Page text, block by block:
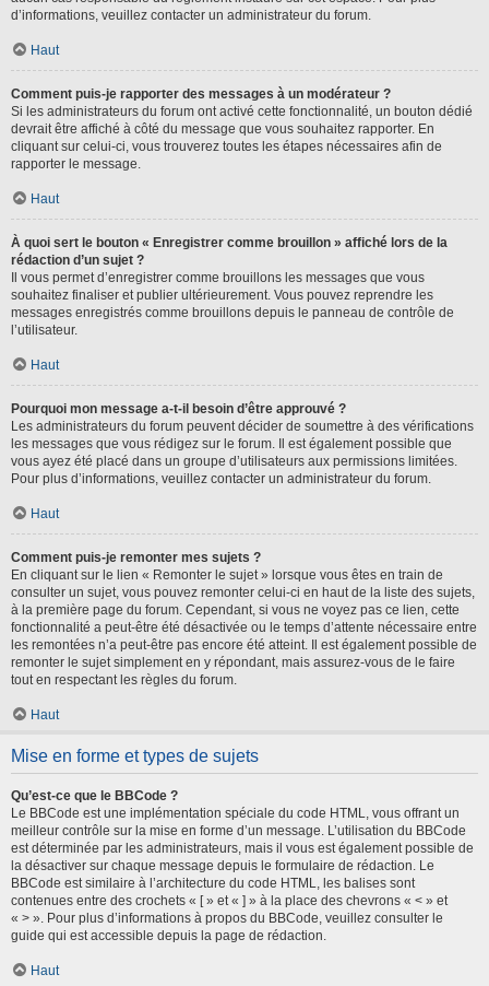
d’informations, veuillez contacter un administrateur du forum.
Haut
Comment puis-je rapporter des messages à un modérateur ?
Si les administrateurs du forum ont activé cette fonctionnalité, un bouton dédié
devrait être affiché à côté du message que vous souhaitez rapporter. En
cliquant sur celui-ci, vous trouverez toutes les étapes nécessaires afin de
rapporter le message.
Haut
À quoi sert le bouton « Enregistrer comme brouillon » affiché lors de la
rédaction d’un sujet ?
Il vous permet d’enregistrer comme brouillons les messages que vous
souhaitez finaliser et publier ultérieurement. Vous pouvez reprendre les
messages enregistrés comme brouillons depuis le panneau de contrôle de
l’utilisateur.
Haut
Pourquoi mon message a-t-il besoin d’être approuvé ?
Les administrateurs du forum peuvent décider de soumettre à des vérifications
les messages que vous rédigez sur le forum. Il est également possible que
vous ayez été placé dans un groupe d’utilisateurs aux permissions limitées.
Pour plus d’informations, veuillez contacter un administrateur du forum.
Haut
Comment puis-je remonter mes sujets ?
En cliquant sur le lien « Remonter le sujet » lorsque vous êtes en train de
consulter un sujet, vous pouvez remonter celui-ci en haut de la liste des sujets,
à la première page du forum. Cependant, si vous ne voyez pas ce lien, cette
fonctionnalité a peut-être été désactivée ou le temps d’attente nécessaire entre
les remontées n’a peut-être pas encore été atteint. Il est également possible de
remonter le sujet simplement en y répondant, mais assurez-vous de le faire
tout en respectant les règles du forum.
Haut
Mise en forme et types de sujets
Qu’est-ce que le BBCode ?
Le BBCode est une implémentation spéciale du code HTML, vous offrant un
meilleur contrôle sur la mise en forme d’un message. L’utilisation du BBCode
est déterminée par les administrateurs, mais il vous est également possible de
la désactiver sur chaque message depuis le formulaire de rédaction. Le
BBCode est similaire à l’architecture du code HTML, les balises sont
contenues entre des crochets « [ » et « ] » à la place des chevrons « < » et
« > ». Pour plus d’informations à propos du BBCode, veuillez consulter le
guide qui est accessible depuis la page de rédaction.
Haut